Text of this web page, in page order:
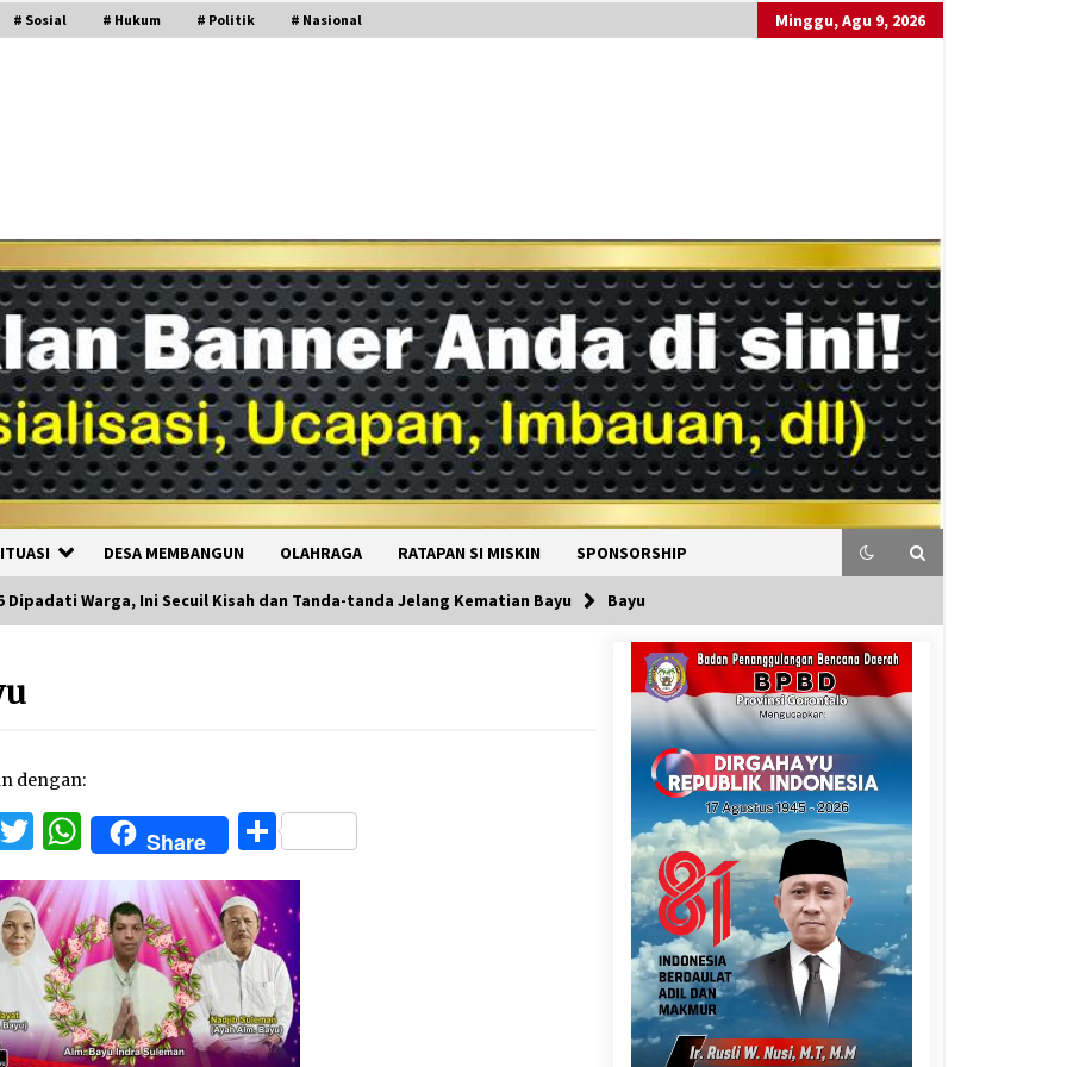
# Sosial # Hukum # Politik # Nasional Minggu, Agu 9, 2026
DESA MEMBANGUN OLAHRAGA RATAPAN SI MISKIN SPONSORSHIP
Dipadati Warga, Ini Secuil Kisah dan Tanda-tanda Jelang Kematian Bayu Bayu
dengan:
Twitter
WhatsApp
Share Share